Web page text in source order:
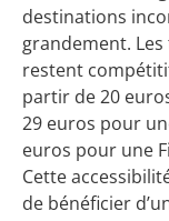
destinations
grandement.
restent
partir de 20
29 euros pour
euros pour une
Cette
de bénéficier